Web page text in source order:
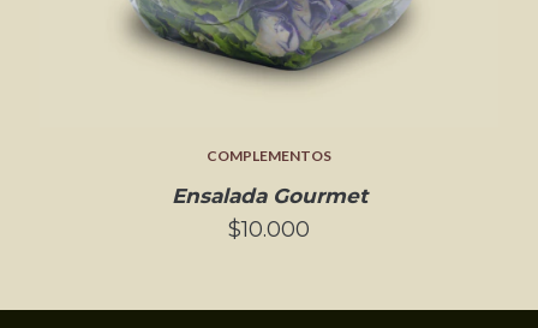
COMPLEMENTOS
Ensalada Gourmet
$10.000